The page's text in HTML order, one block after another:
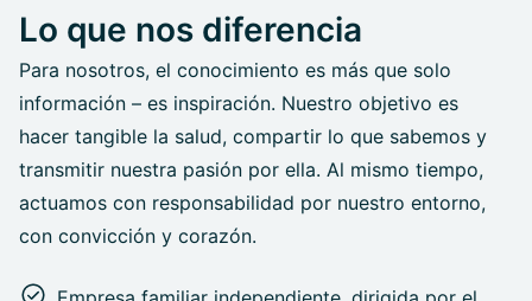
Lo que nos diferencia
Para nosotros, el conocimiento es más que solo
información – es inspiración. Nuestro objetivo es
hacer tangible la salud, compartir lo que sabemos y
transmitir nuestra pasión por ella. Al mismo tiempo,
actuamos con responsabilidad por nuestro entorno,
con convicción y corazón.